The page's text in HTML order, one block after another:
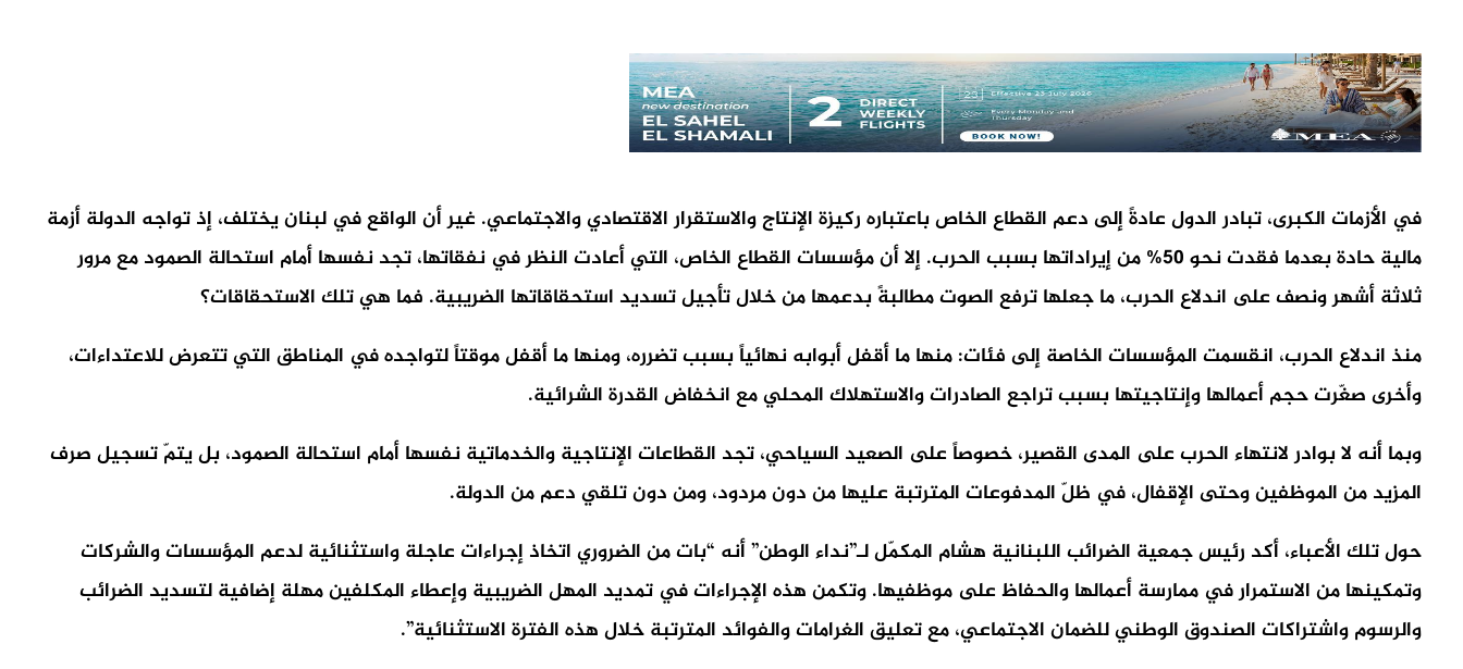
في الأزمات الكبرى، تبادر الدول عادةً إلى دعم القطاع الخاص باعتباره ركيزة الإنتاج والاستقرار الاقتصادي والاجتماعي. غير أن الواقع في لبنان يختلف، إذ تواجه الدولة أزمة
مالية حادة بعدما فقدت نحو 50% من إيراداتها بسبب الحرب. إلا أن مؤسسات القطاع الخاص، التي أعادت النظر في نفقاتها، تجد نفسها أمام استحالة الصمود مع مرور
ثلاثة أشهر ونصف على اندلاع الحرب، ما جعلها ترفع الصوت مطالبةً بدعمها من خلال تأجيل تسديد استحقاقاتها الضريبية. فما هي تلك الاستحقاقات؟
منذ اندلاع الحرب، انقسمت المؤسسات الخاصة إلى فئات: منها ما أقفل أبوابه نهائياً بسبب تضرره، ومنها ما أقفل موقتاً لتواجده في المناطق التي تتعرض للاعتداءات،
وأخرى صغّرت حجم أعمالها وإنتاجيتها بسبب تراجع الصادرات والاستهلاك المحلي مع انخفاض القدرة الشرائية.
وبما أنه لا بوادر لانتهاء الحرب على المدى القصير، خصوصاً على الصعيد السياحي، تجد القطاعات الإنتاجية والخدماتية نفسها أمام استحالة الصمود، بل يتمّ تسجيل صرف
المزيد من الموظفين وحتى الإقفال، في ظلّ المدفوعات المترتبة عليها من دون مردود، ومن دون تلقي دعم من الدولة.
حول تلك الأعباء، أكد رئيس جمعية الضرائب اللبنانية هشام المكمّل لـ”نداء الوطن” أنه “بات من الضروري اتخاذ إجراءات عاجلة واستثنائية لدعم المؤسسات والشركات
وتمكينها من الاستمرار في ممارسة أعمالها والحفاظ على موظفيها. وتكمن هذه الإجراءات في تمديد المهل الضريبية وإعطاء المكلفين مهلة إضافية لتسديد الضرائب
والرسوم واشتراكات الصندوق الوطني للضمان الاجتماعي، مع تعليق الغرامات والفوائد المترتبة خلال هذه الفترة الاستثنائية”.